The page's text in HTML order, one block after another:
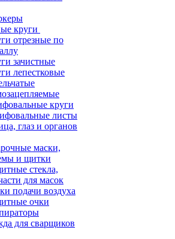
круги
отрезные по
зачистные
лепестковые
круги
листы
глаз и органов
маски,
и щитки
стекла,
для масок
подачи воздуха
очки
для сварщиков